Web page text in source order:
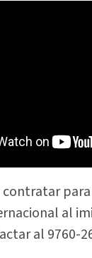
contratar
al
al 9760-